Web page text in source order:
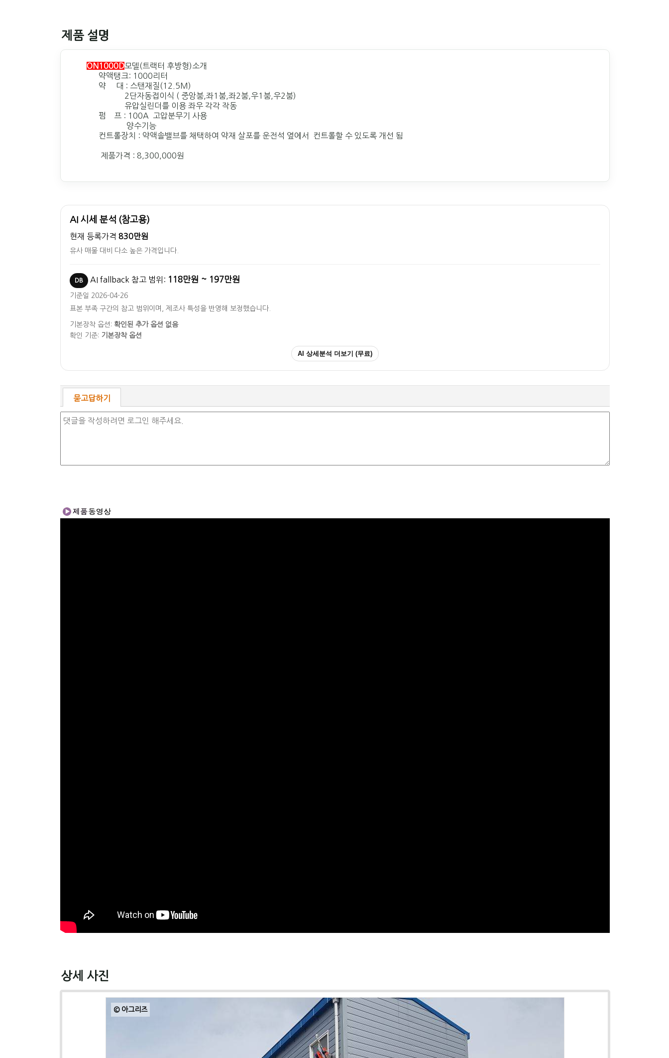
제품 설명
ON1000D모델(트랙터 후방형)소개
약액탱크: 1000리터
약 대 : 스탠재질(12.5M)
2단자동접이식 ( 중앙붐,좌1붐,좌2붐,우1붐,우2붐)
유압실린더를 이용 좌우 각각 작동
펌 프 : 100A 고압분무기 사용
양수기능
컨트롤장치 : 약액솔밸브를 채택하여 약재 살포를 운전석 옆에서 컨트롤할 수 있도록 개선 됨
제품가격 : 8,300,000원
AI 시세 분석 (참고용)
현재 등록가격 830만원
유사 매물 대비 다소 높은 가격입니다.
DB AI fallback 참고 범위: 118만원 ~ 197만원
기준일 2026-04-26
표본 부족 구간의 참고 범위이며, 제조사 특성을 반영해 보정했습니다.
기본장착 옵션: 확인된 추가 옵션 없음
확인 기준: 기본장착 옵션
AI 상세분석 더보기 (무료)
묻고답하기
상세 사진
© 아그리즈